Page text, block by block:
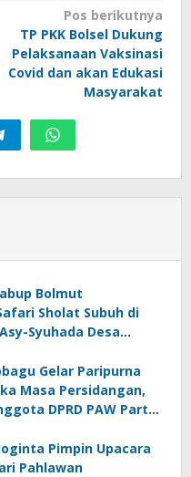
Pos berikutnya
TP PKK Bolsel Dukung
Pelaksanaan Vaksinasi
Covid dan akan Edukasi
Masyarakat
Bolmut
Sholat Subuh di
Syuhada Desa
Gelar Paripurna
Masa Persidangan,
DPRD PAW Partai
Pimpin Upacara
Pahlawan